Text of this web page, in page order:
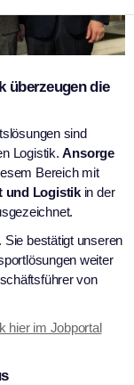
überzeugen die
sind
Logistik.Ansorge
Bereich mit
und Logistikin der
Sie bestätigt unseren
weiter
von
hier im Jobportal